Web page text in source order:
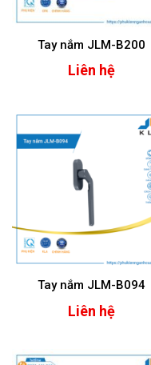
Tay nắm JLM-B200
Liên hệ
Tay nắm JLM-B094
Liên hệ